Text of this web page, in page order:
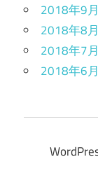
2018年9月
2018年8月
2018年7月
2018年6月